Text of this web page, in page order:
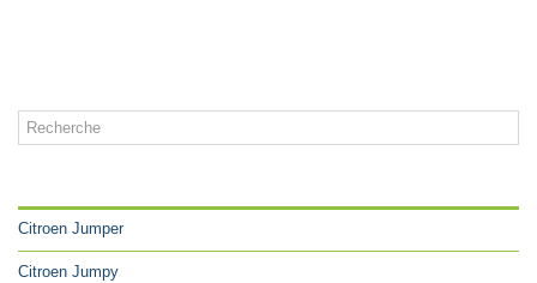
Citroen Jumper
Citroen Jumpy